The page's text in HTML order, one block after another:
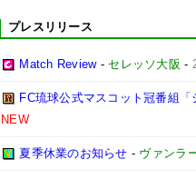
プレスリリース
Match Review- セレッソ大阪 -
FC琉球公式マスコット冠番組
NEW
夏季休業のお知らせ - ヴァンラ